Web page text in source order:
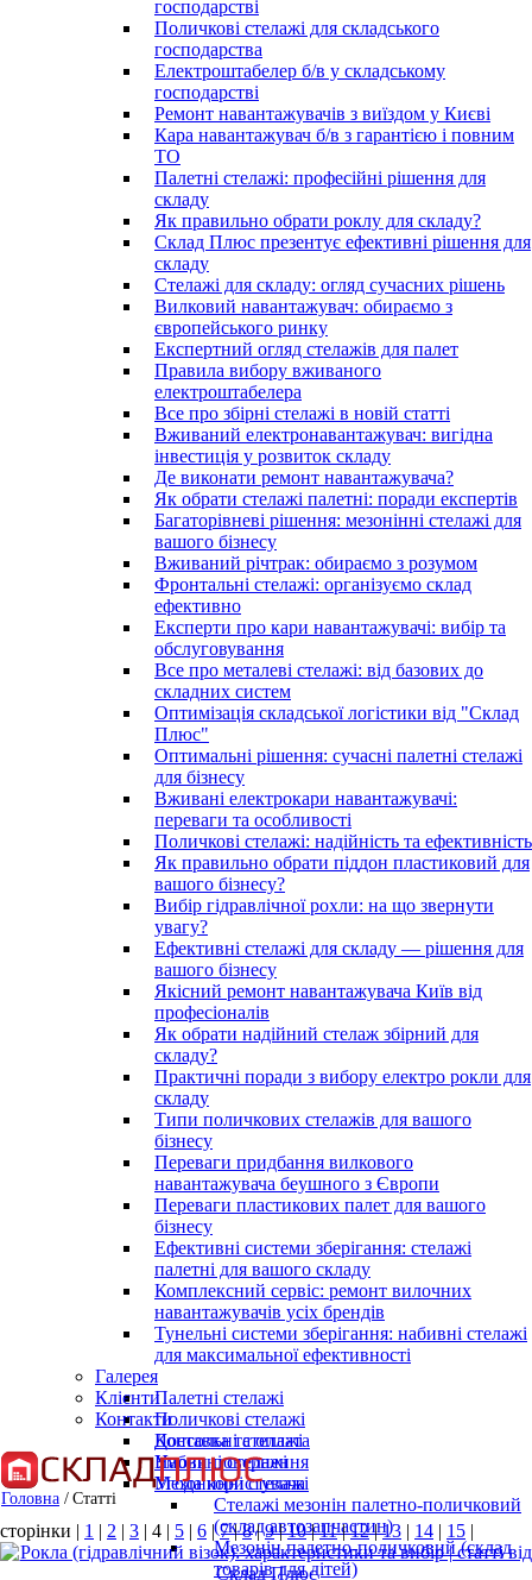
господарстві
Поличкові стелажі для складського
господарства
Електроштабелер б/в у складському
господарстві
Ремонт навантажувачів з виїздом у Києві
Кара навантажувач б/в з гарантією і повним
ТО
Палетні стелажі: професійні рішення для
складу
Як правильно обрати роклу для складу?
Склад Плюс презентує ефективні рішення для
складу
Стелажі для складу: огляд сучасних рішень
Вилковий навантажувач: обираємо з
європейського ринку
Експертний огляд стелажів для палет
Правила вибору вживаного
електроштабелера
Все про збірні стелажі в новій статті
Вживаний електронавантажувач: вигідна
інвестиція у розвиток складу
Де виконати ремонт навантажувача?
Як обрати стелажі палетні: поради експертів
Багаторівневі рішення: мезонінні стелажі для
вашого бізнесу
Вживаний річтрак: обираємо з розумом
Фронтальні стелажі: організуємо склад
ефективно
Експерти про кари навантажувачі: вибір та
обслуговування
Все про металеві стелажі: від базових до
складних систем
Оптимізація складської логістики від "Склад
Плюс"
Оптимальні рішення: сучасні палетні стелажі
для бізнесу
Вживані електрокари навантажувачі:
переваги та особливості
Поличкові стелажі: надійність та ефективність
Як правильно обрати піддон пластиковий для
вашого бізнесу?
Вибір гідравлічної рохли: на що звернути
увагу?
Ефективні стелажі для складу — рішення для
вашого бізнесу
Якісний ремонт навантажувача Київ від
професіоналів
Як обрати надійний стелаж збірний для
складу?
Практичні поради з вибору електро рокли для
складу
Типи поличкових стелажів для вашого
бізнесу
Переваги придбання вилкового
навантажувача беушного з Європи
Переваги пластикових палет для вашого
бізнесу
Ефективні системи зберігання: стелажі
палетні для вашого складу
Комплексний сервіс: ремонт вилочних
навантажувачів усіх брендів
Тунельні системи зберігання: набивні стелажі
для максимальної ефективності
Галерея
Палетні стелажі
Поличкові стелажі
Консольні стелажі
Набивні стелажі
Мезонинні стелажі
Стелажі мезонін палетно-поличковий
(склад автозапчастин)
Мезонін палетно-поличковий (склад
товарів для дітей)
Клієнти
Контакти
Доставка та оплата
Умови повернення
Угода користувача
Головна / Статті
сторінки | 1 | 2 | 3 | 4 | 5 | 6 |7|8|9|10|11|12|13 | 14 | 15 |